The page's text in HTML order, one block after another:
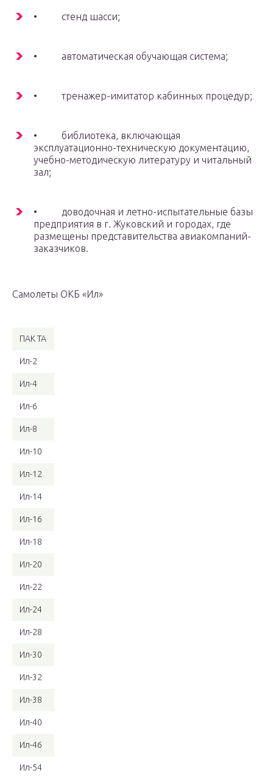
• стенд шасси;
• автоматическая обучающая система;
• тренажер-имитатор кабинных процедур;
• библиотека, включающая
эксплуатационно-техническую документацию,
учебно-методическую литературу и читальный
зал;
• доводочная и летно-испытательные базы
предприятия в г. Жуковский и городах, где
размещены представительства авиакомпаний-
заказчиков.
Самолеты ОКБ «Ил»
ПАК ТА
Ил-2
Ил-4
Ил-6
Ил-8
Ил-10
Ил-12
Ил-14
Ил-16
Ил-18
Ил-20
Ил-22
Ил-24
Ил-28
Ил-30
Ил-32
Ил-38
Ил-40
Ил-46
Ил-54